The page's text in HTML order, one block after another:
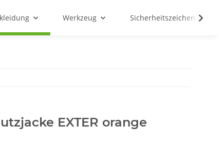
Werkzeug Sicherheitszeichen &
EXTER orange